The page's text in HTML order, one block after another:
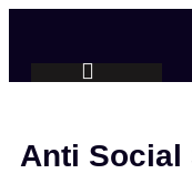
Anti Social